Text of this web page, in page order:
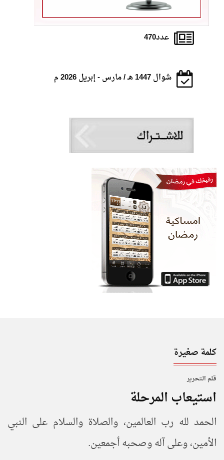
عدد470
شوال 1447 هـ / مارس - إبريل 2026 م
كلمة صغيرة
قـلـم الـتحـرير
استيعاب المرحلة
الحمد لله رب العالمين، والصلاة والسلام على النبي
الأمين، وعلى آله وصحبه أجمعين.